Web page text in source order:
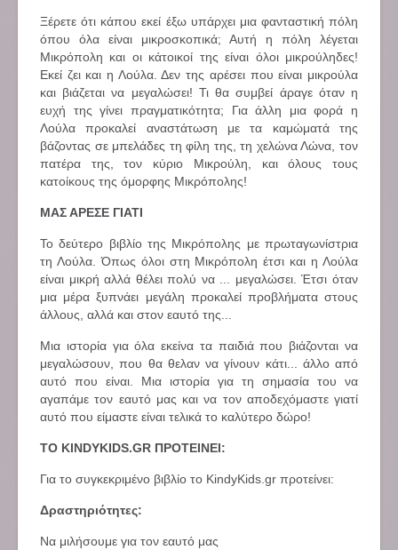
Ξέρετε ότι κάπου εκεί έξω υπάρχει μια φανταστική πόλη
όπου όλα είναι μικροσκοπικά; Αυτή η πόλη λέγεται
Μικρόπολη και οι κάτοικοί της είναι όλοι μικρούληδες!
Εκεί ζει και η Λούλα. Δεν της αρέσει που είναι μικρούλα
και βιάζεται να μεγαλώσει! Τι θα συμβεί άραγε όταν η
ευχή της γίνει πραγματικότητα; Για άλλη μια φορά η
Λούλα προκαλεί αναστάτωση με τα καμώματά της
βάζοντας σε μπελάδες τη φίλη της, τη χελώνα Λώνα, τον
πατέρα της, τον κύριο Μικρούλη, και όλους τους
κατοίκους της όμορφης Μικρόπολης!
ΜΑΣ ΑΡΕΣΕ ΓΙΑΤΙ
Το δεύτερο βιβλίο της Μικρόπολης με πρωταγωνίστρια
τη Λούλα. Όπως όλοι στη Μικρόπολη έτσι και η Λούλα
είναι μικρή αλλά θέλει πολύ να ... μεγαλώσει. Έτσι όταν
μια μέρα ξυπνάει μεγάλη προκαλεί προβλήματα στους
άλλους, αλλά και στον εαυτό της...
Μια ιστορία για όλα εκείνα τα παιδιά που βιάζονται να
μεγαλώσουν, που θα θελαν να γίνουν κάτι... άλλο από
αυτό που είναι. Μια ιστορία για τη σημασία του να
αγαπάμε τον εαυτό μας και να τον αποδεχόμαστε γιατί
αυτό που είμαστε είναι τελικά το καλύτερο δώρο!
ΤΟ KINDYKIDS.GR ΠΡΟΤΕΙΝΕΙ:
Για το συγκεκριμένο βιβλίο το KindyKids.gr προτείνει:
Δραστηριότητες:
Να μιλήσουμε για τον εαυτό μας